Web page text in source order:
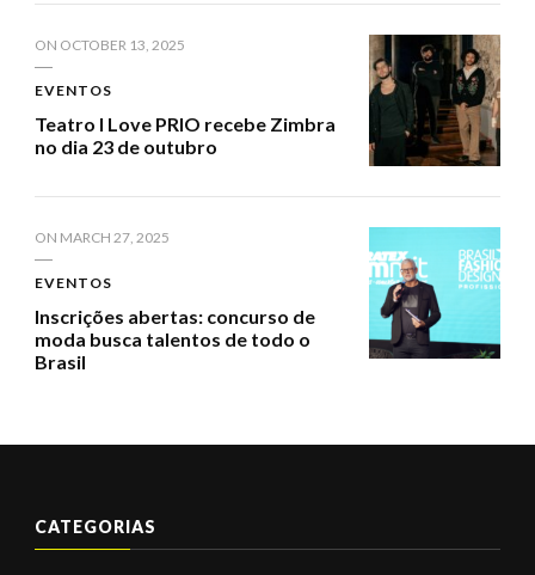
ON OCTOBER 13, 2025
EVENTOS
Teatro I Love PRIO recebe Zimbra
no dia 23 de outubro
ON MARCH 27, 2025
EVENTOS
Inscrições abertas: concurso de
moda busca talentos de todo o
Brasil
CATEGORIAS